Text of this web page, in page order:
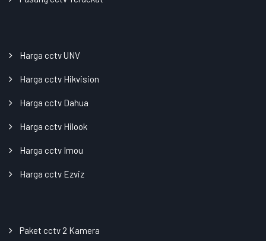
Harga cctv UNV
Harga cctv Hikvision
Harga cctv Dahua
Harga cctv Hilook
Harga cctv Imou
Harga cctv Ezviz
Paket cctv 2 Kamera